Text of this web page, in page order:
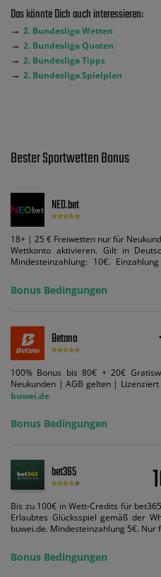
Das könnte Dich auch interessieren:
→ 2. Bundesliga Wetten
→ 2. Bundesliga Quoten
→ 2. Bundesliga Tipps
→ 2. Bundesliga Spielplan
Bester Sportwetten Bonus
NEO.bet
18+ | 25 € Freiwetten nur für
Wettkonto aktivieren. Gilt in
Mindesteinzahlung: 10€.
Bedingungen können geändert
Suchtrisiken: buwei.de.
Bonus Bedingungen
Betano
100% Bonus bis 80€ + 20€
Neukunden | AGB gelten |
buwei.de
Bonus Bedingungen
bet365
Bis zu 100€ in Wett-Credits für
Erlaubtes Glücksspiel gemäß der
buwei.de. Mindesteinzahlung 5€. Nur
ein und wir geben Ihnen die
Wett-Credits, wenn Sie
Bonus Bedingungen